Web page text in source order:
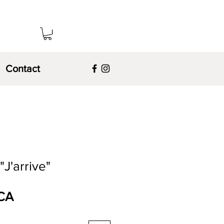
Contact
Prix